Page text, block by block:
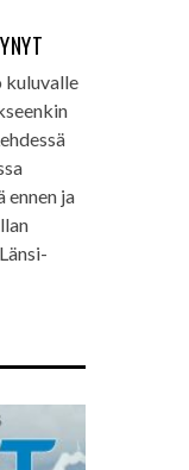
kuluvalle
ja